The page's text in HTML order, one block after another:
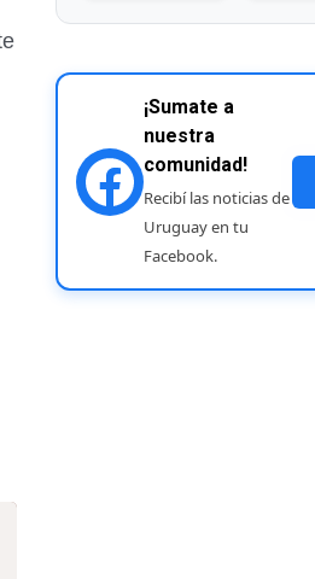
¡Sumate a
nuestra
comunidad!
Recibí las noticias de
Uruguay en tu
Facebook.